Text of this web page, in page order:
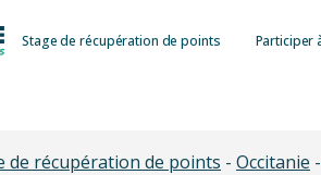
Stage de récupération de points Participer
de récupération de points - Occitanie -